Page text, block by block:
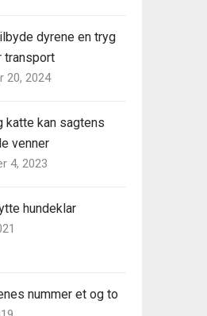
dyrene en tryg
transport
20, 2024
katte kan sagtens
venner
4, 2023
hundeklar
nummer et og to